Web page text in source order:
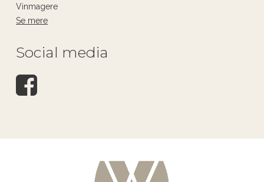
Vinmagere
Se mere
Social media